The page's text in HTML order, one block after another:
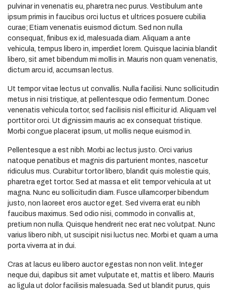
pulvinar in venenatis eu, pharetra nec purus. Vestibulum ante
ipsum primis in faucibus orci luctus et ultrices posuere cubilia
curae; Etiam venenatis euismod dictum. Sed non nulla
consequat, finibus ex id, malesuada diam. Aliquam a ante
vehicula, tempus libero in, imperdiet lorem. Quisque lacinia blandit
libero, sit amet bibendum mi mollis in. Mauris non quam venenatis,
dictum arcu id, accumsan lectus.
Ut tempor vitae lectus ut convallis. Nulla facilisi. Nunc sollicitudin
metus in nisi tristique, at pellentesque odio fermentum. Donec
venenatis vehicula tortor, sed facilisis nisl efficitur id. Aliquam vel
porttitor orci. Ut dignissim mauris ac ex consequat tristique.
Morbi congue placerat ipsum, ut mollis neque euismod in.
Pellentesque a est nibh. Morbi ac lectus justo. Orci varius
natoque penatibus et magnis dis parturient montes, nascetur
ridiculus mus. Curabitur tortor libero, blandit quis molestie quis,
pharetra eget tortor. Sed at massa et elit tempor vehicula at ut
magna. Nunc eu sollicitudin diam. Fusce ullamcorper bibendum
justo, non laoreet eros auctor eget. Sed viverra erat eu nibh
faucibus maximus. Sed odio nisi, commodo in convallis at,
pretium non nulla. Quisque hendrerit nec erat nec volutpat. Nunc
varius libero nibh, ut suscipit nisi luctus nec. Morbi et quam a urna
porta viverra at in dui.
Cras at lacus eu libero auctor egestas non non velit. Integer
neque dui, dapibus sit amet vulputate et, mattis et libero. Mauris
ac ligula ut dolor facilisis malesuada. Sed ut blandit purus, quis